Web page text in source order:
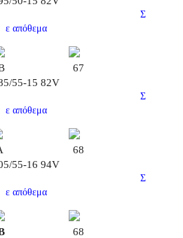
Σ
ε απόθεμα
67
55-15 82V
Σ
ε απόθεμα
68
55-16 94V
Σ
ε απόθεμα
68